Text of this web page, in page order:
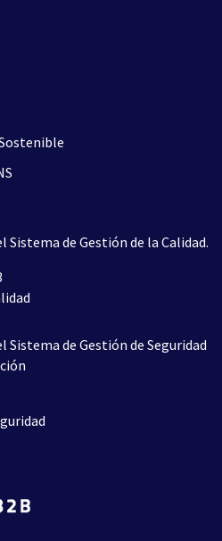
Sistema de Gestión de la Calidad.
Sistema de Gestión de Seguridad